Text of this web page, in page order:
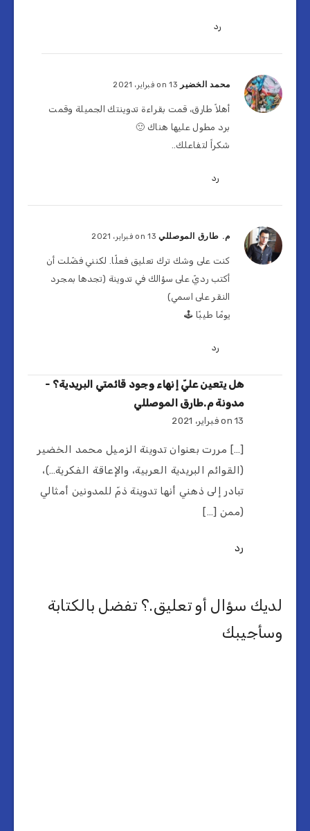
رد
محمد الخضير on 13 فبراير، 2021
أهلاً طارق، قمت بقراءة تدوينتك الجميلة وقمت
برد مطول عليها هناك 🙂
شكراً لتفاعلك..
رد
م. طارق الموصللي on 13 فبراير، 2021
كنت على وشك ترك تعليق فعلًا. لكنني فضّلت أن
أكتب رديّ على سؤالك في تدوينة (تجدها بمجرد
النقر على اسمي)
يومًا طيبًا 🕹
رد
هل يتعين عليّ إنهاء وجود قائمتي البريدية؟ -
مدونة م.طارق الموصللي
on 13 فبراير، 2021
[…] مررت بعنوان تدوينة الزميل محمد الخضير
(القوائم البريدية العربية، والإعاقة الفكرية…)،
تبادر إلى ذهني أنها تدوينة ذمّ للمدونين أمثالي
(ممن […]
رد
لديك سؤال أو تعليق.؟ تفضل بالكتابة
وسأجيبك